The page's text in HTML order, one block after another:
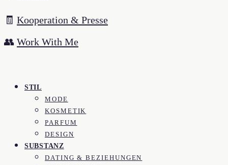
🧾 Kooperation & Presse
👥 Work With Me
STIL
MODE
KOSMETIK
PARFUM
DESIGN
SUBSTANZ
DATING & BEZIEHUNGEN